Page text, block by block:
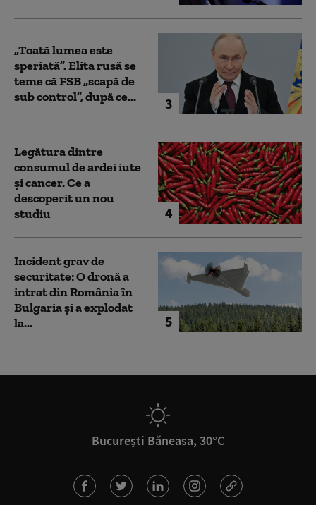
3
„Toată lumea este
speriată”. Elita rusă se
teme că FSB „scapă de
sub control”, după ce...
4
Legătura dintre
consumul de ardei iute
și cancer. Ce a
descoperit un nou
studiu
5
Incident grav de
securitate: O dronă a
intrat din România în
Bulgaria şi a explodat
la...
București Băneasa, 30°C